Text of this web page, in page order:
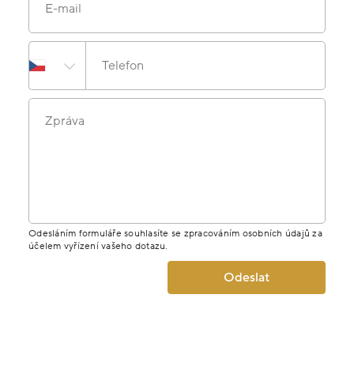
E-mail
Telefon
Zpráva
Odesláním formuláře souhlasíte se zpracováním osobních údajů za
účelem vyřízení vašeho dotazu.
Odeslat